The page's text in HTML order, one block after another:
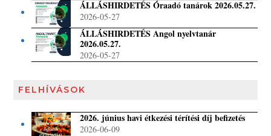
ÁLLÁSHIRDETÉS Óraadó tanárok 2026.05.27.
2026-05-27
ÁLLÁSHIRDETÉS Angol nyelvtanár
2026.05.27.
2026-05-27
FELHÍVÁSOK
2026. június havi étkezési térítési díj befizetés
2026-06-09